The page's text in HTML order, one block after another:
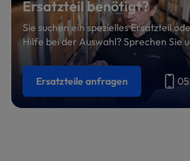
Ersatzteil benötigt?
Sie suchen ein spezielles Ersatzteil
Hilfe bei der Auswahl? Sprechen Sie
Ersatzteile anfragen